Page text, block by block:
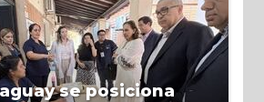
se posiciona